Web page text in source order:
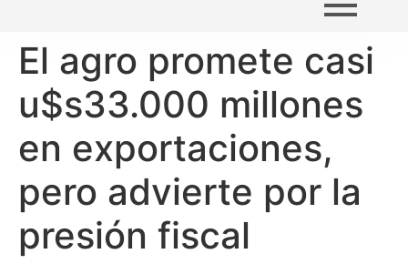
El agro promete casi
u$s33.000 millones
en exportaciones,
pero advierte por la
presión fiscal